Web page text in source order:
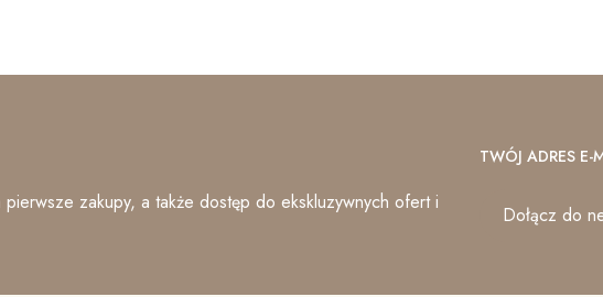
zakupy, a także dostęp do ekskluzywnych ofert i
TWÓJ ADRES E-
Dołącz do